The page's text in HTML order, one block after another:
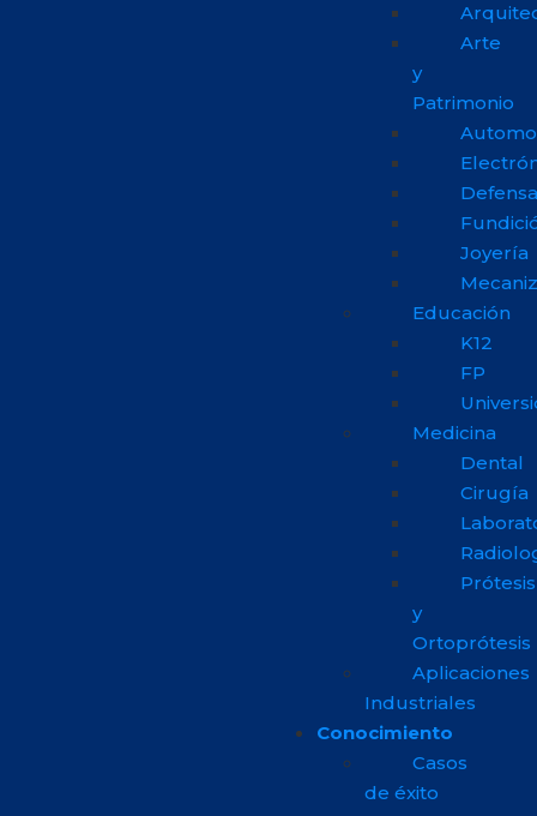
Arte
y
Patrimonio
Defensa
Joyería
Educación
K12
FP
Medicina
Dental
Cirugía
Prótesis
y
Ortoprótesis
Aplicaciones
Industriales
Conocimiento
Casos
de éxito